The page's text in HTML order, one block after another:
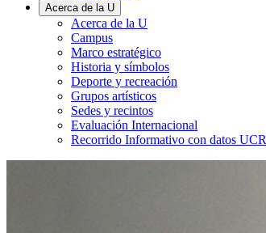
Acerca de la U
Acerca de la U
Campus
Marco estratégico
Historia y símbolos
Deporte y recreación
Grupos artísticos
Sedes y recintos
Evaluación Internacional
Recorrido Informativo con datos UCR